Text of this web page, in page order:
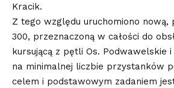
Kracik.
Z tego względu uruchomiono nową,
300, przeznaczoną w całości do
kursującą z pętli Os. Podwawelskie
na minimalnej liczbie przystanków
celem i podstawowym zadaniem